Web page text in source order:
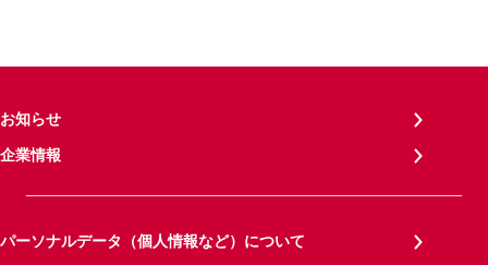
お知らせ
企業情報
パーソナルデータ（個人情報など）について